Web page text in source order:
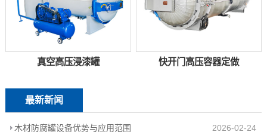
真空高压浸漆罐 快开门高压容器定做
最新新闻
木材防腐罐设备优势与应用范围
2026-02-24